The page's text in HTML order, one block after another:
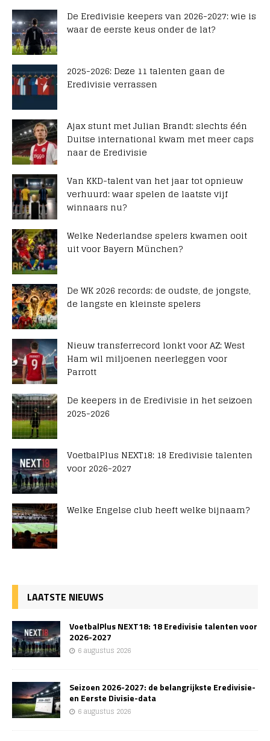
De Eredivisie keepers van 2026-2027: wie is
waar de eerste keus onder de lat?
2025-2026: Deze 11 talenten gaan de
Eredivisie verrassen
Ajax stunt met Julian Brandt: slechts één
Duitse international kwam met meer caps
naar de Eredivisie
Van KKD-talent van het jaar tot opnieuw
verhuurd: waar spelen de laatste vijf
winnaars nu?
Welke Nederlandse spelers kwamen ooit
uit voor Bayern München?
De WK 2026 records: de oudste, de jongste,
de langste en kleinste spelers
Nieuw transferrecord lonkt voor AZ: West
Ham wil miljoenen neerleggen voor
Parrott
De keepers in de Eredivisie in het seizoen
2025-2026
VoetbalPlus NEXT18: 18 Eredivisie talenten
voor 2026-2027
Welke Engelse club heeft welke bijnaam?
LAATSTE NIEUWS
VoetbalPlus NEXT18: 18 Eredivisie talenten voor
2026-2027
6 augustus 2026
Seizoen 2026-2027: de belangrijkste Eredivisie-
en Eerste Divisie-data
6 augustus 2026